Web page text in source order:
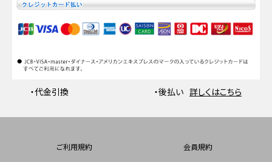
・代金引換 ・後払い 詳しくはこちら
ご利用規約 会員規約